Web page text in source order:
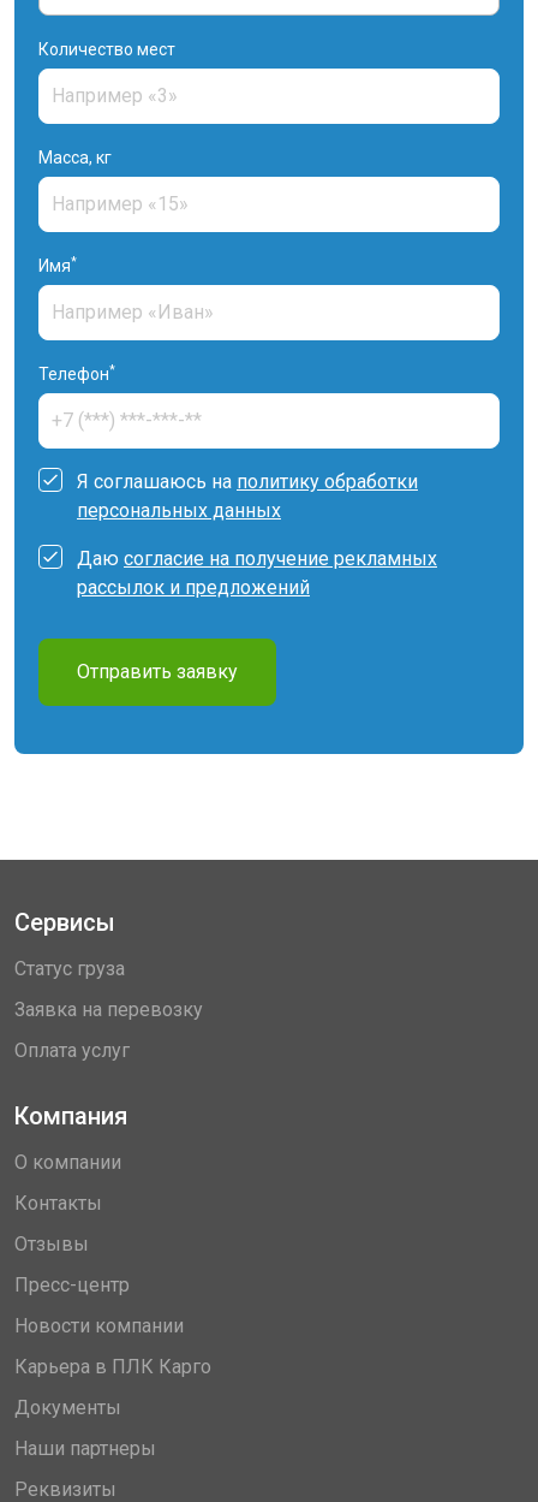
Количество мест
Масса, кг
Имя*
Телефон*
Я соглашаюсь на политику обработки
персональных данных
Даю согласие на получение рекламных
рассылок и предложений
Отправить заявку
Сервисы
Статус груза
Заявка на перевозку
Оплата услуг
Компания
О компании
Контакты
Отзывы
Пресс-центр
Новости компании
Карьера в ПЛК Карго
Документы
Наши партнеры
Реквизиты